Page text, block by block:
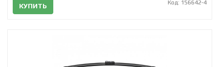
КУПИТЬ Код: 156642-4